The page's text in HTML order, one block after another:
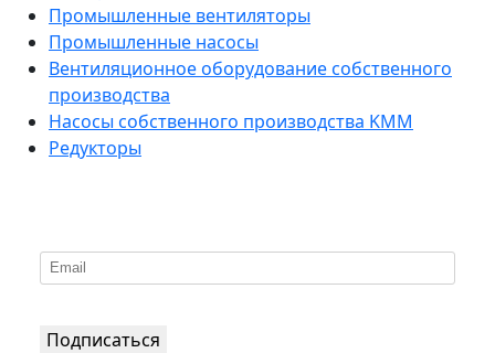
Промышленные вентиляторы
Промышленные насосы
Вентиляционное оборудование собственного
производства
Насосы собственного производства KMM
Редукторы
Подписаться